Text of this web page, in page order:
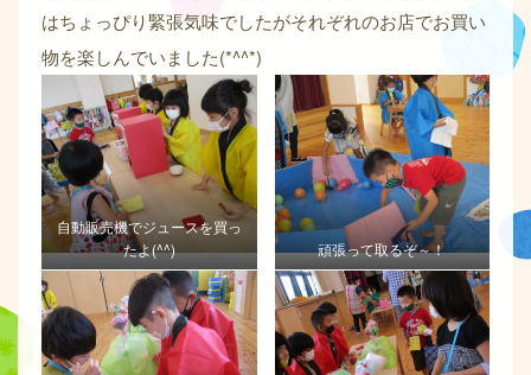
はちょっぴり緊張気味でしたがそれぞれのお店でお買い
物を楽しんでいました(*^^*)
自動販売機でジュースを買っ
たよ(^^)
頑張って取るぞ～！